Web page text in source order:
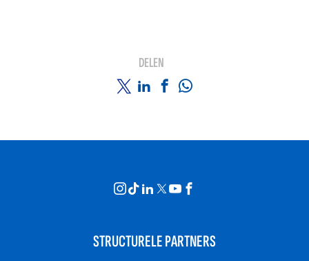
DELEN
STRUCTURELE PARTNERS